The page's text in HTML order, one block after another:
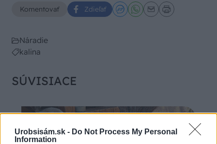
Urobsisám.sk - Do Not Process My Personal
Information
Komentovať Zdieľať
Náradie
kalina
SÚVISIACE